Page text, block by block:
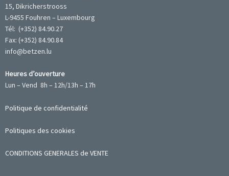
15, Dikricherstrooss
L-9455 Fouhren – Luxembourg
Tél: (+352) 84.90.27
Fax: (+352) 84.90.84
info@betzen.lu
Heures d’ouverture
Lun – Vend 8h – 12h/13h – 17h
Politique de confidentialité
Politiques des cookies
CONDITIONS GENERALES de VENTE